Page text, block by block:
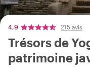
4,9 215 avis
Trésors de
patrimoine